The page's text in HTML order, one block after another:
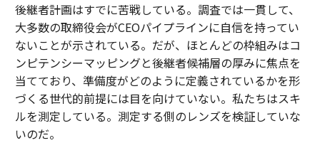
後継者計画はすでに苦戦している。調査では一貫して、
大多数の取締役会がCEOパイプラインに自信を持ってい
ないことが示されている。だが、ほとんどの枠組みはコ
ンピテンシーマッピングと後継者候補層の厚みに焦点を
当てており、準備度がどのように定義されているかを形
づくる世代的前提には目を向けていない。私たちはスキ
ルを測定している。測定する側のレンズを検証していな
いのだ。